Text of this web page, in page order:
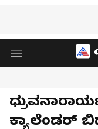
ಕ್ಯಾಲೆಂಡರ್